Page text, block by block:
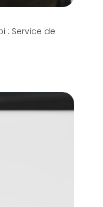
: Service de